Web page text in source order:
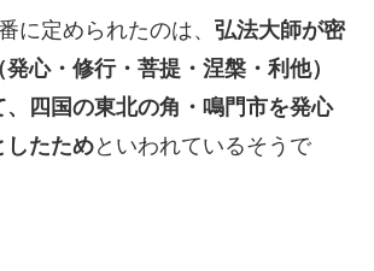
に定められたのは、 弘法大師が密
心・修行・菩提・涅槃・利他）
四国の東北の角・鳴門市を発心
したためといわれているそうで